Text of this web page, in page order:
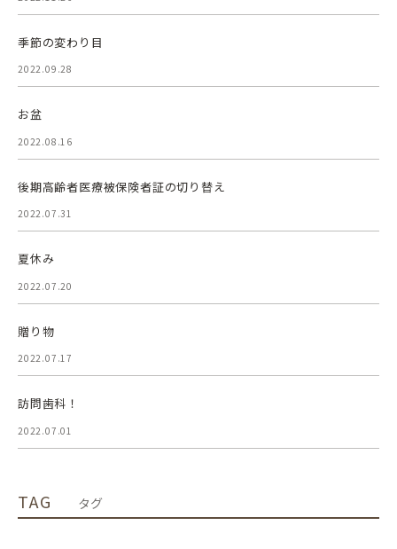
季節の変わり目
2022.09.28
お盆
2022.08.16
後期高齢者医療被保険者証の切り替え
2022.07.31
夏休み
2022.07.20
贈り物
2022.07.17
訪問歯科！
2022.07.01
TAG タグ